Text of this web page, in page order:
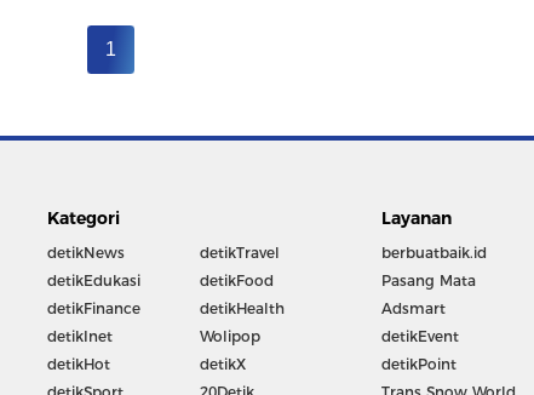
1
Kategori
detikNews
detikEdukasi
detikFinance
detikInet
detikHot
detikTravel
detikFood
detikHealth
Wolipop
detikX
Layanan
berbuatbaik.id
Pasang Mata
Adsmart
detikEvent
detikPoint